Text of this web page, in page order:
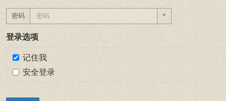
密码 *
登录选项
记住我
安全登录